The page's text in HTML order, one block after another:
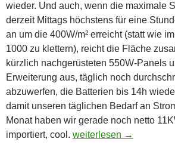
wieder. Und auch, wenn die maximale
derzeit Mittags höchstens für eine
an um die 400W/m² erreicht (statt wie
1000 zu klettern), reicht die Fläche
kürzlich nachgerüsteten 550W-Panels
Erweiterung aus, täglich noch
abzuwerfen, die Batterien bis 14h
damit unseren täglichen Bedarf an
Monat haben wir gerade noch netto
importiert, cool. Wintersonnenwende
weiterlesen →